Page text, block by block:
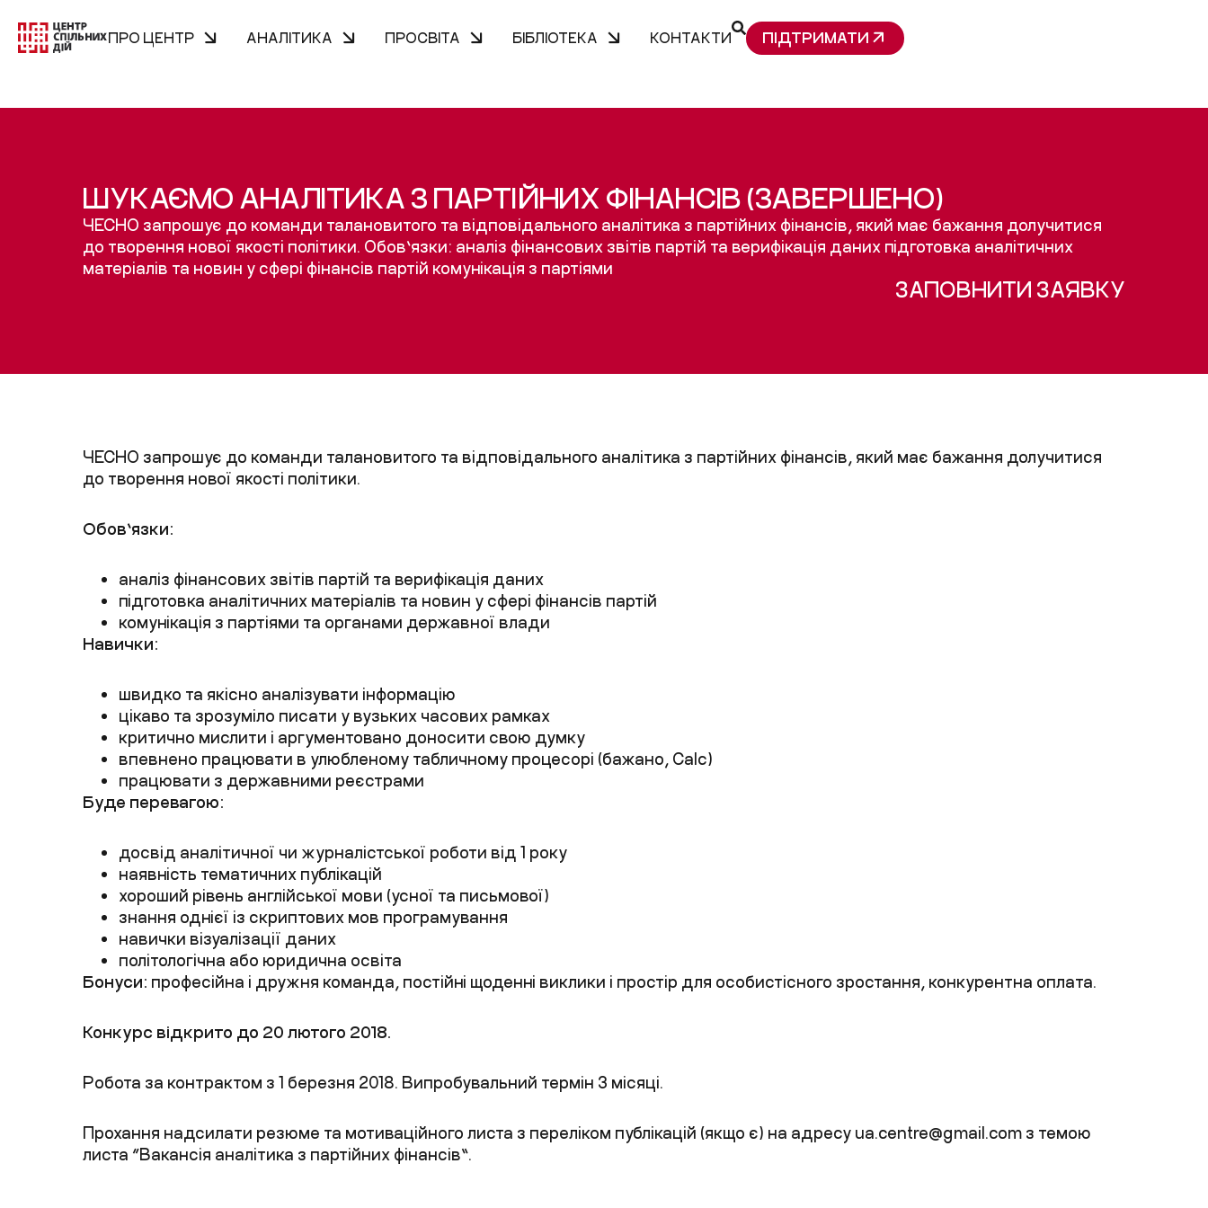
ПРО ЦЕНТР АНАЛІТИКА ПРОСВІТА БІБЛІОТЕКА КОНТАКТИ ПІДТРИМАТИ
ШУКАЄМО АНАЛІТИКА З ПАРТІЙНИХ ФІНАНСІВ (ЗАВЕРШЕНО)
ЧЕСНО запрошує до команди талановитого та відповідального аналітика з партійних фінансів, який має бажання долучитися
до творення нової якості політики. Обов’язки: аналіз фінансових звітів партій та верифікація даних підготовка аналітичних
матеріалів та новин у сфері фінансів партій комунікація з партіями
ЗАПОВНИТИ ЗАЯВКУ
ЧЕСНО запрошує до команди талановитого та відповідального аналітика з партійних фінансів, який має бажання долучитися
до творення нової якості політики.
Обов’язки:
аналіз фінансових звітів партій та верифікація даних
підготовка аналітичних матеріалів та новин у сфері фінансів партій
комунікація з партіями та органами державної влади
Навички:
швидко та якісно аналізувати інформацію
цікаво та зрозуміло писати у вузьких часових рамках
критично мислити і аргументовано доносити свою думку
впевнено працювати в улюбленому табличному процесорі (бажано, Calc)
працювати з державними реєстрами
Буде перевагою:
досвід аналітичної чи журналістської роботи від 1 року
наявність тематичних публікацій
хороший рівень англійської мови (усної та письмової)
знання однієї із скриптових мов програмування
навички візуалізації даних
політологічна або юридична освіта
Бонуси: професійна і дружня команда, постійні щоденні виклики і простір для особистісного зростання, конкурентна оплата.
Конкурс відкрито до 20 лютого 2018.
Робота за контрактом з 1 березня 2018. Випробувальний термін 3 місяці.
Прохання надсилати резюме та мотиваційного листа з переліком публікацій (якщо є) на адресу ua.centre@gmail.com з темою
листа “Вакансія аналітика з партійних фінансів”.